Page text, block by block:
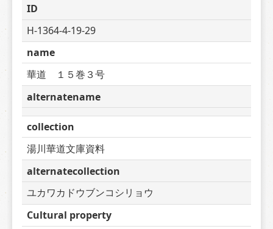
ID
H-1364-4-19-29
name
華道　１５巻３号
alternatename
collection
湯川華道文庫資料
alternatecollection
ユカワカドウブンコシリョウ
Cultural property